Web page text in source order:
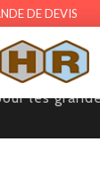
DE DEVIS
les